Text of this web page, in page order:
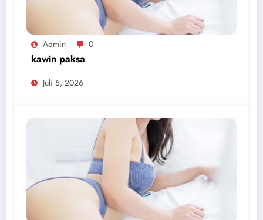
Admin 0
kawin paksa
Juli 5, 2026